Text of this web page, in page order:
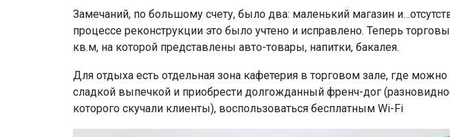
Замечаний, по большому счету, было два: маленький магазин
процессе реконструкции это было учтено и исправлено. Теперь
кв.м, на которой представлены авто-товары, напитки, бакалея.
Для отдыха есть отдельная зона кафетерия в торговом зале, где
сладкой выпечкой и приобрести долгожданный френч-дог
которого скучали клиенты), воспользоваться бесплатным Wi-Fi